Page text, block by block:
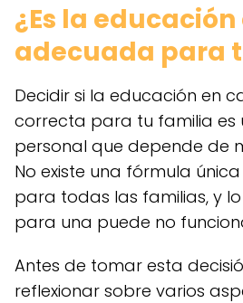
¿Es la
adecuada para
Decidir si la educación en
correcta para tu familia es
personal que depende de
No existe una fórmula
para todas las familias, y
para una puede no
Antes de tomar esta
reflexionar sobre varios